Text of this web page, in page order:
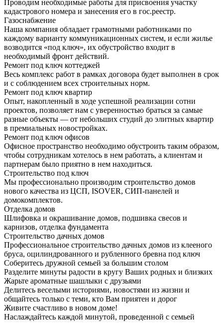
Проводим необходимые работы для присвоения участку
кадастрового номера и занесения его в гос.реестр.
Газоснабжение
Наша компания обладает грамотными работниками по
каждому варианту коммуникационных систем, и если жилье
возводится «под ключ», их обустройство входит в
необходимый фронт действий.
Ремонт под ключ коттеджей
Весь комплекс работ в рамках договора будет выполнен в срок
и с соблюдением всех строительных норм.
Ремонт под ключ квартир
Опыт, накопленный в ходе успешной реализации сотни
проектов, позволяет нам с уверенностью браться за самые
разные объекты — от небольших студий до элитных квартир
в премиальных новостройках.
Ремонт под ключ офисов
Офисное пространство необходимо обустроить таким образом,
чтобы сотрудникам хотелось в нем работать, а клиентам и
партнерам было приятно в нем находиться.
Строительство под ключ
Мы профессионально производим строительство домов
нового качества из ЦСП, ISOVER, СИП-панелей и
домокомплектов.
Отделка домов
Шлифовка и окрашивание домов, подшивка свесов и
карнизов, отделка фундамента
Строительство дачных домов
Профессиональное строительство дачных домов из клееного
бруса, оцилиндрованного и рубленного бревна под ключ
Соберитесь дружной семьей за большим столом
Разделите минуты радости в кругу Ваших родных и близких
Жарьте ароматные шашлыки с друзьями
Делитесь веселыми историями, новостями из жизни и
общайтесь только с теми, кто Вам приятен и дорог
Живите счастливо в новом доме!
Наслаждайтесь каждой минутой, проведенной с семьей